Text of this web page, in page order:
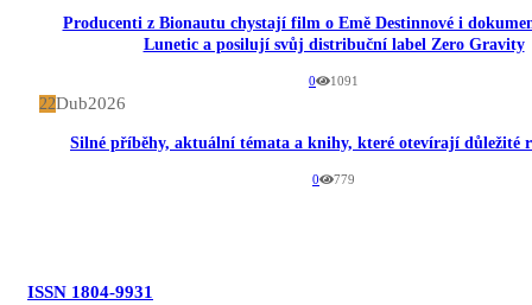
Producenti z Bionautu chystají film o Emě Destinnové i
Lunetic a posilují svůj distribuční label Zero Gravity
0 1091
22Dub2026
Silné příběhy, aktuální témata a knihy, které otevírají důležité
0 779
ISSN 1804-9931